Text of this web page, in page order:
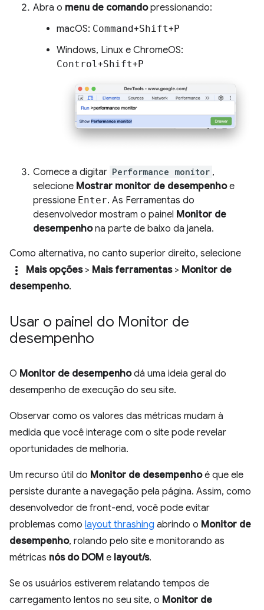
Abra o menu de comandopressionando:
macOS: Command+Shift+P
Windows, Linux e ChromeOS:
Control+Shift+P
Comece a digitar Performance monitor ,
selecione Mostrar monitor de desempenhoe
pressione Enter. As Ferramentas do
desenvolvedor mostram o painel Monitor de
desempenhona parte de baixo da janela.
Como alternativa, no canto superior direito, selecione
more_vert Mais opções> Mais ferramentas> Monitor de
desempenho.
Usar o painel do Monitor de
desempenho
O Monitor de desempenhodá uma ideia geral do
desempenho de execução do seu site.
Observar como os valores das métricas mudam à
medida que você interage com o site pode revelar
oportunidades de melhoria.
Um recurso útil do Monitor de desempenhoé que ele
persiste durante a navegação pela página. Assim, como
desenvolvedor de front-end, você pode evitar
problemas como layout thrashing abrindo o Monitor de
desempenho, rolando pelo site e monitorando as
métricas nós do DOM e layout/s.
Se os usuários estiverem relatando tempos de
carregamento lentos no seu site, o Monitor de